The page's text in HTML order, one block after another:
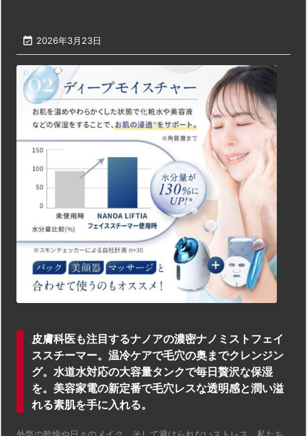
 2026年3月23日
皮膚科医も注目するナノアの濃密ナノミストフェイ
ススチーマー。温冷ケアで毛穴の奥までクレンジン
グ。水道水対応の大容量タンクで毎日贅沢な保湿
を。美容家電の新定番で毛穴レスな透明感と潤い溢
れる素肌を手に入れる。